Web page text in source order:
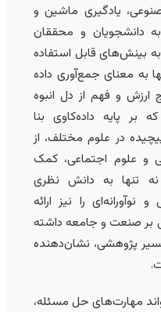
یادگیری ماشین و
و محققان
قابل استفاده
معنای جمع‌آوری داده
و فهم از دل انبوه
پایه داده‌کاوی بنا
در علوم مختلف، از
اجتماعی، کمک
به دانش نظری
را نیز ارائه
صنعت و جامعه داشته
پژوهشی، نشان‌دهنده
مهارت‌های حل مسئله،